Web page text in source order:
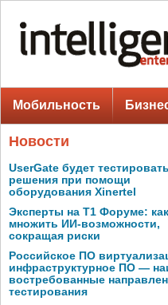
Мобильность
Новости
UserGate будет
решения при помощи
оборудования Xinertel
Эксперты на Т1 Форуме: как
множить ИИ-возможности,
сокращая риски
Российское ПО
инфраструктурное ПО —
востребованные
тестирования